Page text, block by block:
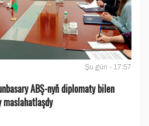
Şu gün - 17:57
ABŞ-nyň diplomaty bilen